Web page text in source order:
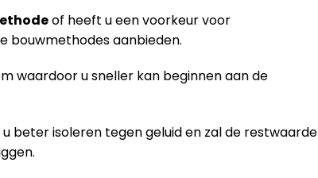
of heeft u een voorkeur voor
bouwmethodes aanbieden.
waardoor u sneller kan beginnen aan de
beter isoleren tegen geluid en zal de restwaarde